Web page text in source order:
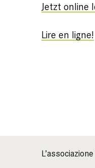
Jetzt online
Lire en ligne!